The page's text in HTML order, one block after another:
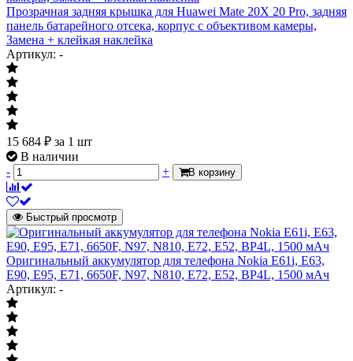
Прозрачная задняя крышка для Huawei Mate 20X 20 Pro, задняя
панель батарейного отсека, корпус с объективом камеры,
Замена + клейкая наклейка
Артикул: -
15 684 ₽ за 1 шт
В наличии
-
+ В корзину
Быстрый просмотр
Оригинальный аккумулятор для телефона Nokia E61i, E63,
E90, E95, E71, 6650F, N97, N810, E72, E52, BP4L, 1500 мАч
Артикул: -